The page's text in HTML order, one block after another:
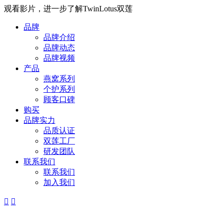
观看影片，进一步了解TwinLotus双莲
品牌
品牌介绍
品牌动态
品牌视频
产品
燕窝系列
个护系列
顾客口碑
购买
品牌实力
品质认证
双莲工厂
研发团队
联系我们
联系我们
加入我们
 